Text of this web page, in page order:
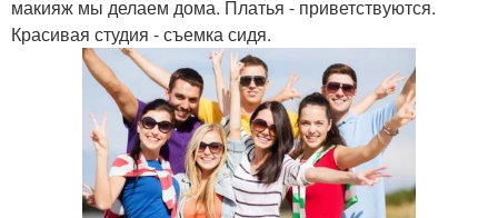
макияж мы делаем дома. Платья - приветствуются.
Красивая студия - съемка сидя.